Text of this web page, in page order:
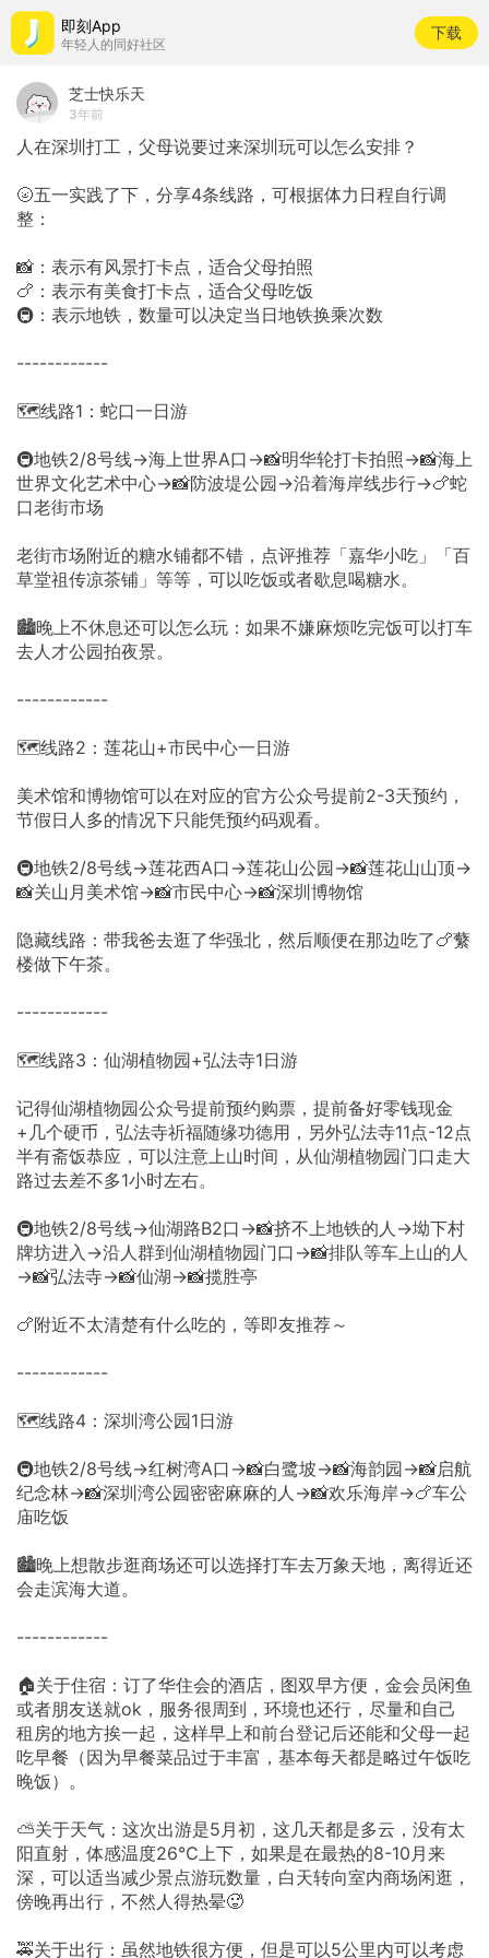
即刻App
年轻人的同好社区
下载
芝士快乐天
3年前
人在深圳打工，父母说要过来深圳玩可以怎么安排？
🌝五一实践了下，分享4条线路，可根据体力日程自行调
整：
📸：表示有风景打卡点，适合父母拍照
🍗：表示有美食打卡点，适合父母吃饭
🚇：表示地铁，数量可以决定当日地铁换乘次数
------------
🗺️线路1：蛇口一日游
🚇地铁2/8号线→海上世界A口→📸明华轮打卡拍照→📸海上
世界文化艺术中心→📸防波堤公园→沿着海岸线步行→🍗蛇
口老街市场
老街市场附近的糖水铺都不错，点评推荐「嘉华小吃」「百
草堂祖传凉茶铺」等等，可以吃饭或者歇息喝糖水。
🏙️晚上不休息还可以怎么玩：如果不嫌麻烦吃完饭可以打车
去人才公园拍夜景。
------------
🗺️线路2：莲花山+市民中心一日游
美术馆和博物馆可以在对应的官方公众号提前2-3天预约，
节假日人多的情况下只能凭预约码观看。
🚇地铁2/8号线→莲花西A口→莲花山公园→📸莲花山山顶→
📸关山月美术馆→📸市民中心→📸深圳博物馆
隐藏线路：带我爸去逛了华强北，然后顺便在那边吃了🍗蘩
楼做下午茶。
------------
🗺️线路3：仙湖植物园+弘法寺1日游
记得仙湖植物园公众号提前预约购票，提前备好零钱现金
+几个硬币，弘法寺祈福随缘功德用，另外弘法寺11点-12点
半有斋饭恭应，可以注意上山时间，从仙湖植物园门口走大
路过去差不多1小时左右。
🚇地铁2/8号线→仙湖路B2口→📸挤不上地铁的人→坳下村
牌坊进入→沿人群到仙湖植物园门口→📸排队等车上山的人
→📸弘法寺→📸仙湖→📸揽胜亭
🍗附近不太清楚有什么吃的，等即友推荐～
------------
🗺️线路4：深圳湾公园1日游
🚇地铁2/8号线→红树湾A口→📸白鹭坡→📸海韵园→📸启航
纪念林→📸深圳湾公园密密麻麻的人→📸欢乐海岸→🍗车公
庙吃饭
🏙️晚上想散步逛商场还可以选择打车去万象天地，离得近还
会走滨海大道。
------------
🏠关于住宿：订了华住会的酒店，图双早方便，金会员闲鱼
或者朋友送就ok，服务很周到，环境也还行，尽量和自己
租房的地方挨一起，这样早上和前台登记后还能和父母一起
吃早餐（因为早餐菜品过于丰富，基本每天都是略过午饭吃
晚饭）。
⛅关于天气：这次出游是5月初，这几天都是多云，没有太
阳直射，体感温度26℃上下，如果是在最热的8-10月来
深，可以适当减少景点游玩数量，白天转向室内商场闲逛，
傍晚再出行，不然人得热晕🥵
🚕关于出行：虽然地铁很方便，但是可以5公里内可以考虑